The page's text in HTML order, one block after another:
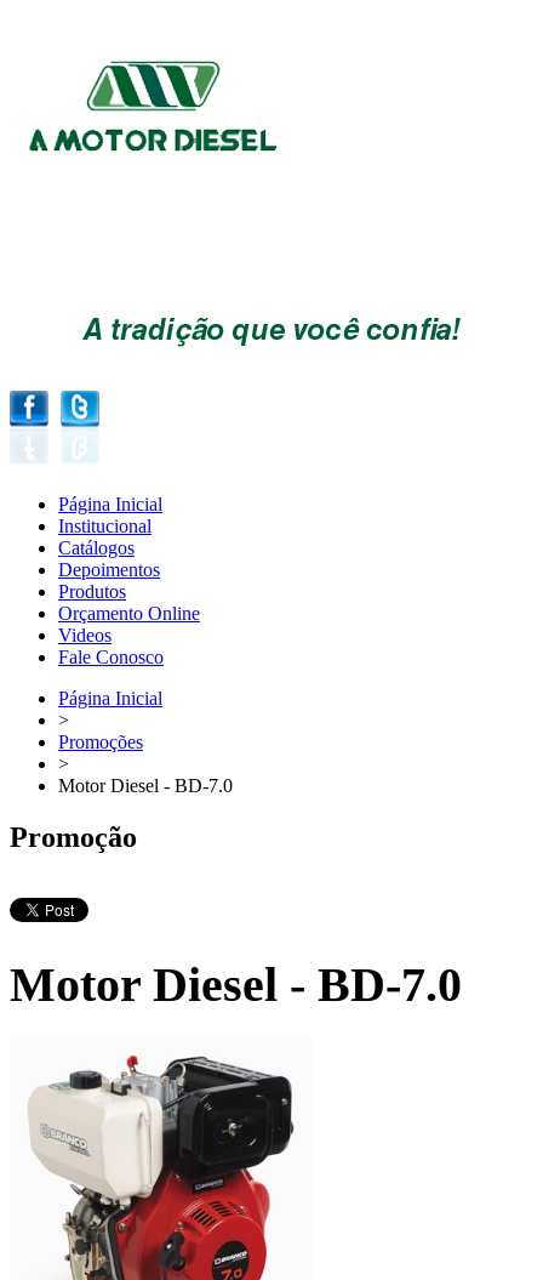
Página Inicial
Institucional
Catálogos
Depoimentos
Produtos
Orçamento Online
Videos
Fale Conosco
Página Inicial
>
Promoções
>
Motor Diesel - BD-7.0
Promoção
Motor Diesel - BD-7.0